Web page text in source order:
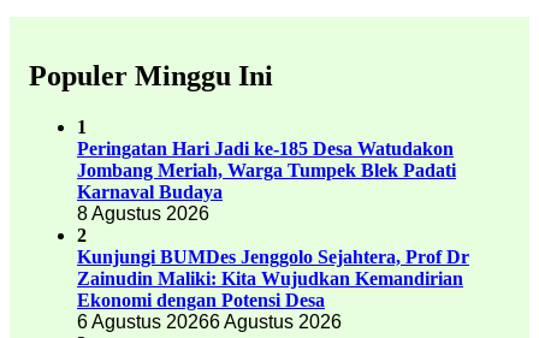
Populer Minggu Ini
1
Peringatan Hari Jadi ke-185 Desa Watudakon
Jombang Meriah, Warga Tumpek Blek Padati
Karnaval Budaya
8 Agustus 2026
2
Kunjungi BUMDes Jenggolo Sejahtera, Prof Dr
Zainudin Maliki: Kita Wujudkan Kemandirian
Ekonomi dengan Potensi Desa
6 Agustus 20266 Agustus 2026